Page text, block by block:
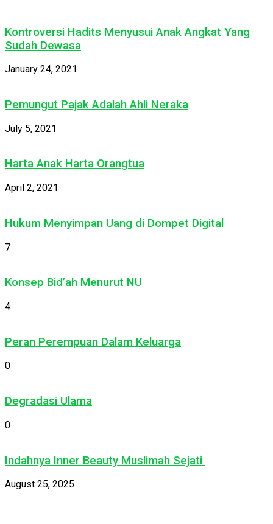
Kontroversi Hadits Menyusui Anak Angkat Yang
Sudah Dewasa
January 24, 2021
Pemungut Pajak Adalah Ahli Neraka
July 5, 2021
Harta Anak Harta Orangtua
April 2, 2021
Hukum Menyimpan Uang di Dompet Digital
7
Konsep Bid’ah Menurut NU
4
Peran Perempuan Dalam Keluarga
0
Degradasi Ulama
0
Indahnya Inner Beauty Muslimah Sejati
August 25, 2025